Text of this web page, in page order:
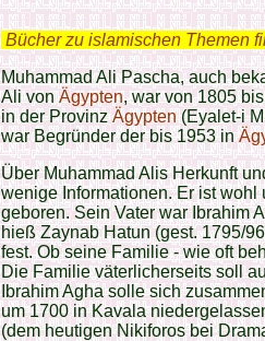
Bücher zu islamischen Themen
Muhammad Ali Pascha, auch
Ali vonÄgypten, war von 1805
in der ProvinzÄgypten(Eyalet-i
war Begründer der bis 1953 in
Über Muhammad Alis Herkunft
wenige Informationen. Er ist
geboren. Sein Vater war Ibrahim
hieß Zaynab Hatun (gest. 1795/
fest. Ob seine Familie - wie oft
Die Familie väterlicherseits soll
Ibrahim Agha solle sich
um 1700 in Kavala
(dem heutigen Nikiforos bei